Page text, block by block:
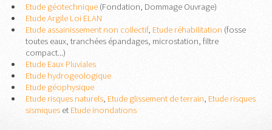
Etude géotechnique(Fondation, Dommage Ouvrage)
Etude Argile Loi ELAN
Etude assainissement non collectif, Etude réhabilitation (fosse
toutes eaux, tranchées épandages, microstation, filtre
compact...)
Etude Eaux Pluviales
Etude hydrogeologique
Etude géophysique
Etude risques naturels, Etude glissement de terrain, Etude risques
sismiqueset Etude inondations